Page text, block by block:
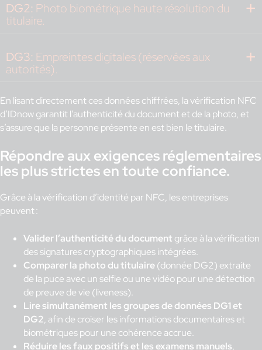
DG2: Photo biométrique haute résolution du
titulaire.
DG3: Empreintes digitales (réservées aux
autorités).
En lisant directement ces données chiffrées, la vérification NFC
d’IDnow garantit l’authenticité du document et de la photo, et
s’assure que la personne présente en est bien le titulaire.
Répondre aux exigences réglementaires
les plus strictes en toute confiance.
Grâce à la vérification d’identité par NFC, les entreprises
peuvent :
Valider l’authenticité du document grâce à la vérification
des signatures cryptographiques intégrées.
Comparer la photo du titulaire(donnée DG2) extraite
de la puce avec un selfie ou une vidéo pour une détection
de preuve de vie (liveness).
Lire simultanément les groupes de données DG1 et
DG2, afin de croiser les informations documentaires et
biométriques pour une cohérence accrue.
Réduire les faux positifs et les examens manuels,